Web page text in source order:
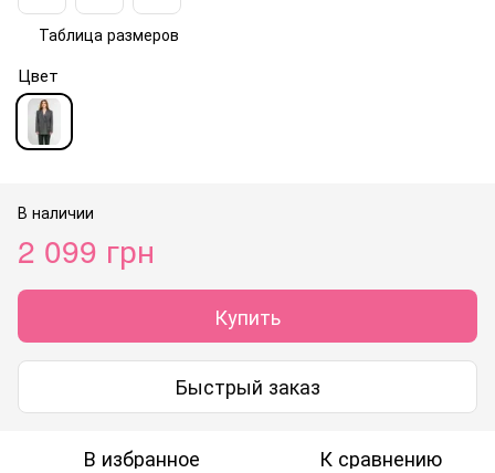
Таблица размеров
Цвет
В наличии
2 099 грн
Купить
Быстрый заказ
В избранное К сравнению